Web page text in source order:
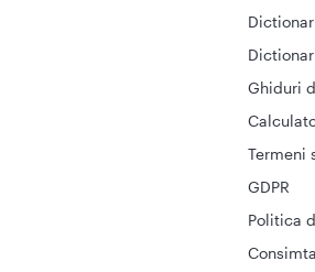
Ghiduri
Termeni
GDPR
Politica